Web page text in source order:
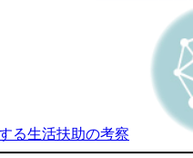
る生活扶助の考察